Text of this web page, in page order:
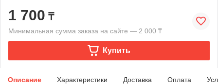
1 700 ₸
Минимальная сумма заказа на сайте — 2 000 ₸
Купить
Описание Характеристики Доставка Оплата